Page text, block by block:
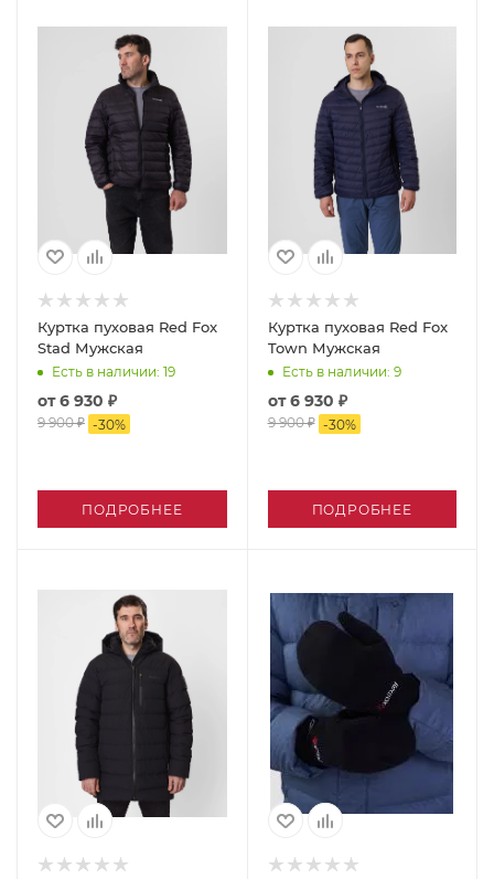
Куртка пуховая Red Fox
Stad Мужская
Есть в наличии: 19
от6 930 ₽
9 900 ₽ -30%
ПОДРОБНЕЕ
Куртка пуховая Red Fox
Town Мужская
Есть в наличии: 9
от6 930 ₽
9 900 ₽ -30%
ПОДРОБНЕЕ